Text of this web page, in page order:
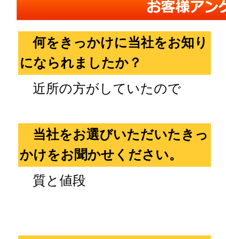
何をきっかけに当社をお知り
になられましたか？
近所の方がしていたので
当社をお選びいただいたきっ
かけをお聞かせください。
質と値段